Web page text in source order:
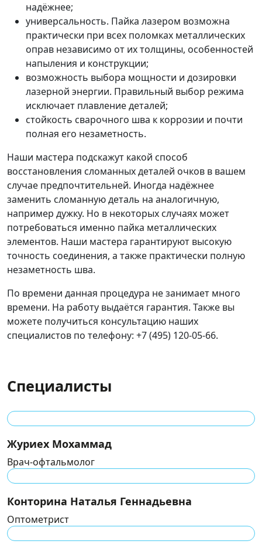
надёжнее;
универсальность. Пайка лазером возможна
практически при всех поломках металлических
оправ независимо от их толщины, особенностей
напыления и конструкции;
возможность выбора мощности и дозировки
лазерной энергии. Правильный выбор режима
исключает плавление деталей;
стойкость сварочного шва к коррозии и почти
полная его незаметность.
Наши мастера подскажут какой способ
восстановления сломанных деталей очков в вашем
случае предпочтительней. Иногда надёжнее
заменить сломанную деталь на аналогичную,
например дужку. Но в некоторых случаях может
потребоваться именно пайка металлических
элементов. Наши мастера гарантируют высокую
точность соединения, а также практически полную
незаметность шва.
По времени данная процедура не занимает много
времени. На работу выдаётся гарантия. Также вы
можете получиться консультацию наших
специалистов по телефону: +7 (495) 120-05-66.
Специалисты
Журиех Мохаммад
Врач-офтальмолог
Конторина Наталья Геннадьевна
Оптометрист